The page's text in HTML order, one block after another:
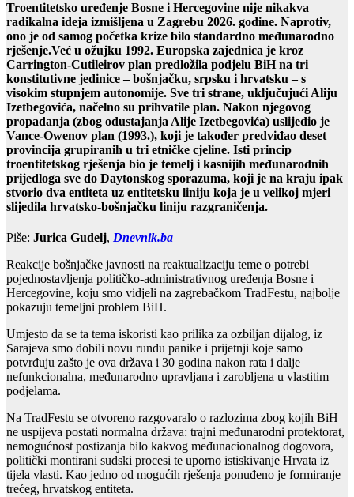
Troentitetsko uređenje Bosne i Hercegovine nije nikakva
radikalna ideja izmišljena u Zagrebu 2026. godine. Naprotiv,
ono je od samog početka krize bilo standardno međunarodno
rješenje.Već u ožujku 1992. Europska zajednica je kroz
Carrington-Cutileirov plan predložila podjelu BiH na tri
konstitutivne jedinice – bošnjačku, srpsku i hrvatsku – s
visokim stupnjem autonomije. Sve tri strane, uključujući Aliju
Izetbegovića, načelno su prihvatile plan. Nakon njegovog
propadanja (zbog odustajanja Alije Izetbegovića) uslijedio je
Vance-Owenov plan (1993.), koji je također predviđao deset
provincija grupiranih u tri etničke cjeline. Isti princip
troentitetskog rješenja bio je temelj i kasnijih međunarodnih
prijedloga sve do Daytonskog sporazuma, koji je na kraju ipak
stvorio dva entiteta uz entitetsku liniju koja je u velikoj mjeri
slijedila hrvatsko-bošnjačku liniju razgraničenja.
Piše: Jurica Gudelj, Dnevnik.ba
Reakcije bošnjačke javnosti na reaktualizaciju teme o potrebi
pojednostavljenja političko-administrativnog uređenja Bosne i
Hercegovine, koju smo vidjeli na zagrebačkom TradFestu, najbolje
pokazuju temeljni problem BiH.
Umjesto da se ta tema iskoristi kao prilika za ozbiljan dijalog, iz
Sarajeva smo dobili novu rundu panike i prijetnji koje samo
potvrđuju zašto je ova država i 30 godina nakon rata i dalje
nefunkcionalna, međunarodno upravljana i zarobljena u vlastitim
podjelama.
Na TradFestu se otvoreno razgovaralo o razlozima zbog kojih BiH
ne uspijeva postati normalna država: trajni međunarodni protektorat,
nemogućnost postizanja bilo kakvog međunacionalnog dogovora,
politički montirani sudski procesi te uporno istiskivanje Hrvata iz
tijela vlasti. Kao jedno od mogućih rješenja ponuđeno je formiranje
trećeg, hrvatskog entiteta.